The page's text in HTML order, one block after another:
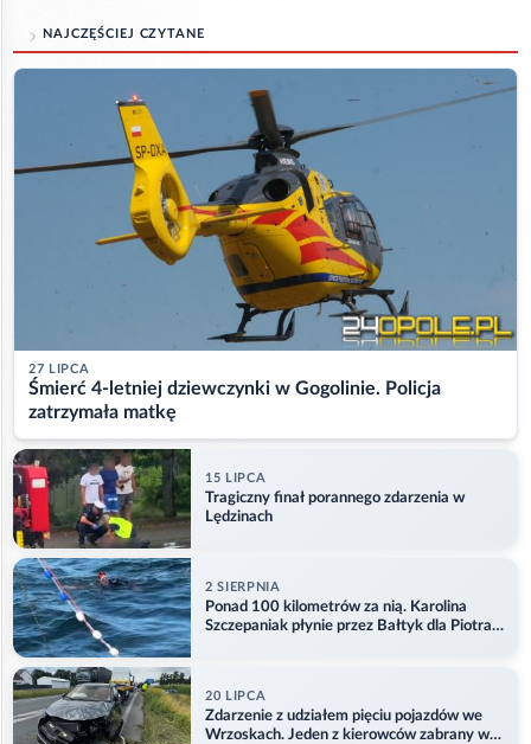
NAJCZĘŚCIEJ CZYTANE
27 LIPCA
Śmierć 4-letniej dziewczynki w Gogolinie. Policja
zatrzymała matkę
15 LIPCA
Tragiczny finał porannego zdarzenia w
Lędzinach
2 SIERPNIA
Ponad 100 kilometrów za nią. Karolina
Szczepaniak płynie przez Bałtyk dla Piotra.
20 LIPCA
Zdarzenie z udziałem pięciu pojazdów we
Wrzoskach. Jeden z kierowców zabrany w